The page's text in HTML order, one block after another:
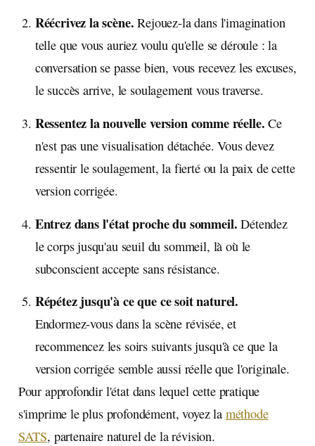
Réécrivez la scène. Rejouez-la dans l'imagination
telle que vous auriez voulu qu'elle se déroule : la
conversation se passe bien, vous recevez les excuses,
le succès arrive, le soulagement vous traverse.
Ressentez la nouvelle version comme réelle. Ce
n'est pas une visualisation détachée. Vous devez
ressentir le soulagement, la fierté ou la paix de cette
version corrigée.
Entrez dans l'état proche du sommeil. Détendez
le corps jusqu'au seuil du sommeil, là où le
subconscient accepte sans résistance.
Répétez jusqu'à ce que ce soit naturel.
Endormez-vous dans la scène révisée, et
recommencez les soirs suivants jusqu'à ce que la
version corrigée semble aussi réelle que l'originale.
Pour approfondir l'état dans lequel cette pratique
s'imprime le plus profondément, voyez la méthode
SATS, partenaire naturel de la révision.